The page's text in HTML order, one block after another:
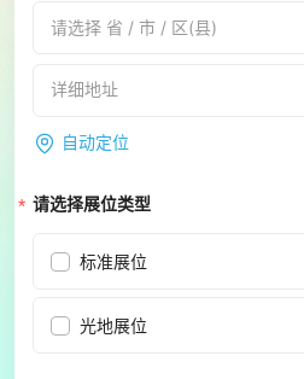
请选择 省 / 市 / 区(县)
自动定位
请选择展位类型
标准展位
光地展位